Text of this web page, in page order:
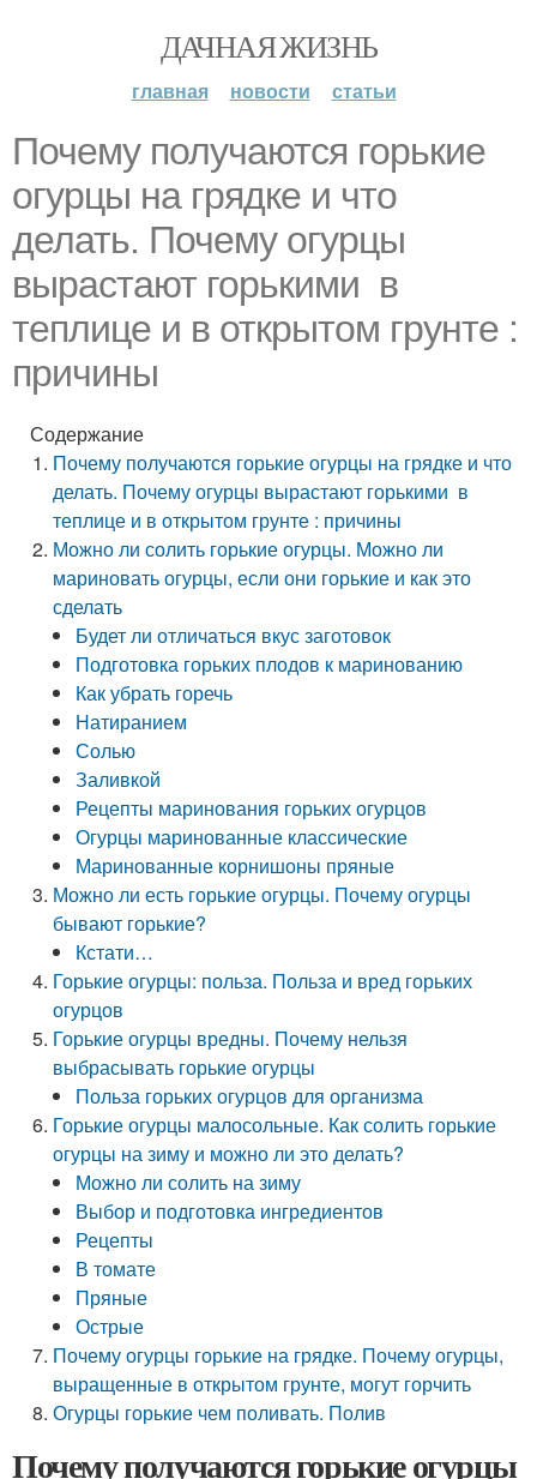
ДАЧНАЯ ЖИЗНЬ
главная новости статьи
Почему получаются горькие
огурцы на грядке и что
делать. Почему огурцы
вырастают горькими в
теплице и в открытом грунте :
причины
Содержание
Почему получаются горькие огурцы на грядке и что
делать. Почему огурцы вырастают горькими в
теплице и в открытом грунте : причины
Можно ли солить горькие огурцы. Можно ли
мариновать огурцы, если они горькие и как это
сделать
Будет ли отличаться вкус заготовок
Подготовка горьких плодов к маринованию
Как убрать горечь
Натиранием
Солью
Заливкой
Рецепты маринования горьких огурцов
Огурцы маринованные классические
Маринованные корнишоны пряные
Можно ли есть горькие огурцы. Почему огурцы
бывают горькие?
Кстати…
Горькие огурцы: польза. Польза и вред горьких
огурцов
Горькие огурцы вредны. Почему нельзя
выбрасывать горькие огурцы
Польза горьких огурцов для организма
Горькие огурцы малосольные. Как солить горькие
огурцы на зиму и можно ли это делать?
Можно ли солить на зиму
Выбор и подготовка ингредиентов
Рецепты
В томате
Пряные
Острые
Почему огурцы горькие на грядке. Почему огурцы,
выращенные в открытом грунте, могут горчить
Огурцы горькие чем поливать. Полив
Почему получаются горькие огурцы